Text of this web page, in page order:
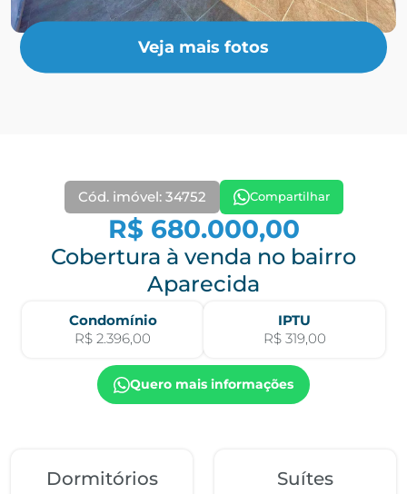
Veja mais fotos
Cód. imóvel: 34752 Compartilhar
R$ 680.000,00
Cobertura à venda no bairro
Aparecida
Condomínio
R$ 2.396,00
IPTU
R$ 319,00
Quero mais informações
Dormitórios Suítes